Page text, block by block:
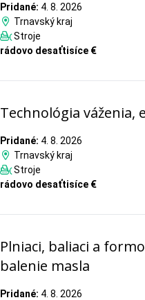
Pridané: 4. 8. 2026
Trnavský kraj
Stroje
rádovo desaťtisíce €
Technológia váženia,
Pridané: 4. 8. 2026
Trnavský kraj
Stroje
rádovo desaťtisíce €
Plniaci, baliaci a
balenie masla
Pridané: 4. 8. 2026